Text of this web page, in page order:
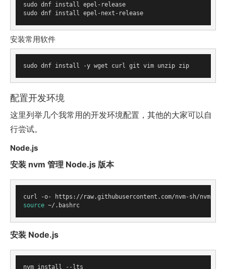
sudo dnf install epel-release
sudo dnf install epel-next-release
安装常用软件
sudo dnf install -y wget curl git vim unzip zip
配置开发环境
这里列举几个我常用的开发环境配置，其他的大家可以自
行尝试。
Node.js
安装 nvm 管理 Node.js 版本
source ~/.bashrc
安装 Node.js